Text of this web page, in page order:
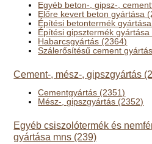
Egyéb beton-, gipsz-,
Előre kevert beton gyártása
Építési betontermék
Építési gipsztermék gyártása
Habarcsgyártás (2364)
Szálerősítésű cement
Cement-, mész-, gipszgyártás
Cementgyártás (2351)
Mész-, gipszgyártás (2352)
Egyéb csiszolótermék és
gyártása mns (239)